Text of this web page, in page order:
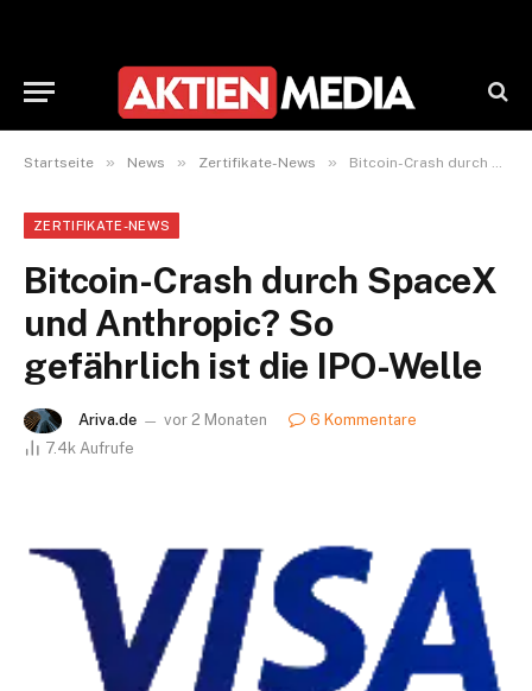
Startseite » News » Zertifikate-News » Bitcoin-Crash durch SpaceX und Anthropic? So gefährlich ist die IPO-Welle
ZERTIFIKATE-NEWS
Bitcoin-Crash durch SpaceX
und Anthropic? So
gefährlich ist die IPO-Welle
Ariva.de vor 2 Monaten
6 Kommentare
7.4k Aufrufe